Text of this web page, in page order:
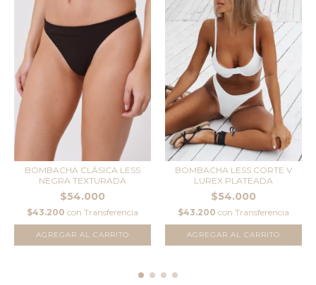
BOMBACHA CLÁSICA LESS
NEGRA TEXTURADA
$54.000
$43.200 con Transferencia
AGREGAR AL CARRITO
BOMBACHA LESS CORTE V
LUREX PLATEADA
$54.000
$43.200 con Transferencia
AGREGAR AL CARRITO